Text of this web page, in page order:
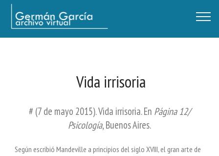
Germán García - Archivo Virtual / Centro Descartes, Buenos Aires
Vida irrisoria
# (7 de mayo 2015). Vida irrisoria. En Página 12/
Psicología, Buenos Aires.
Según escribió Mandeville a principios del siglo XVIII, el gran arte de